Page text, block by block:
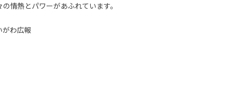
情熱とパワーがあふれています。
がわ広報